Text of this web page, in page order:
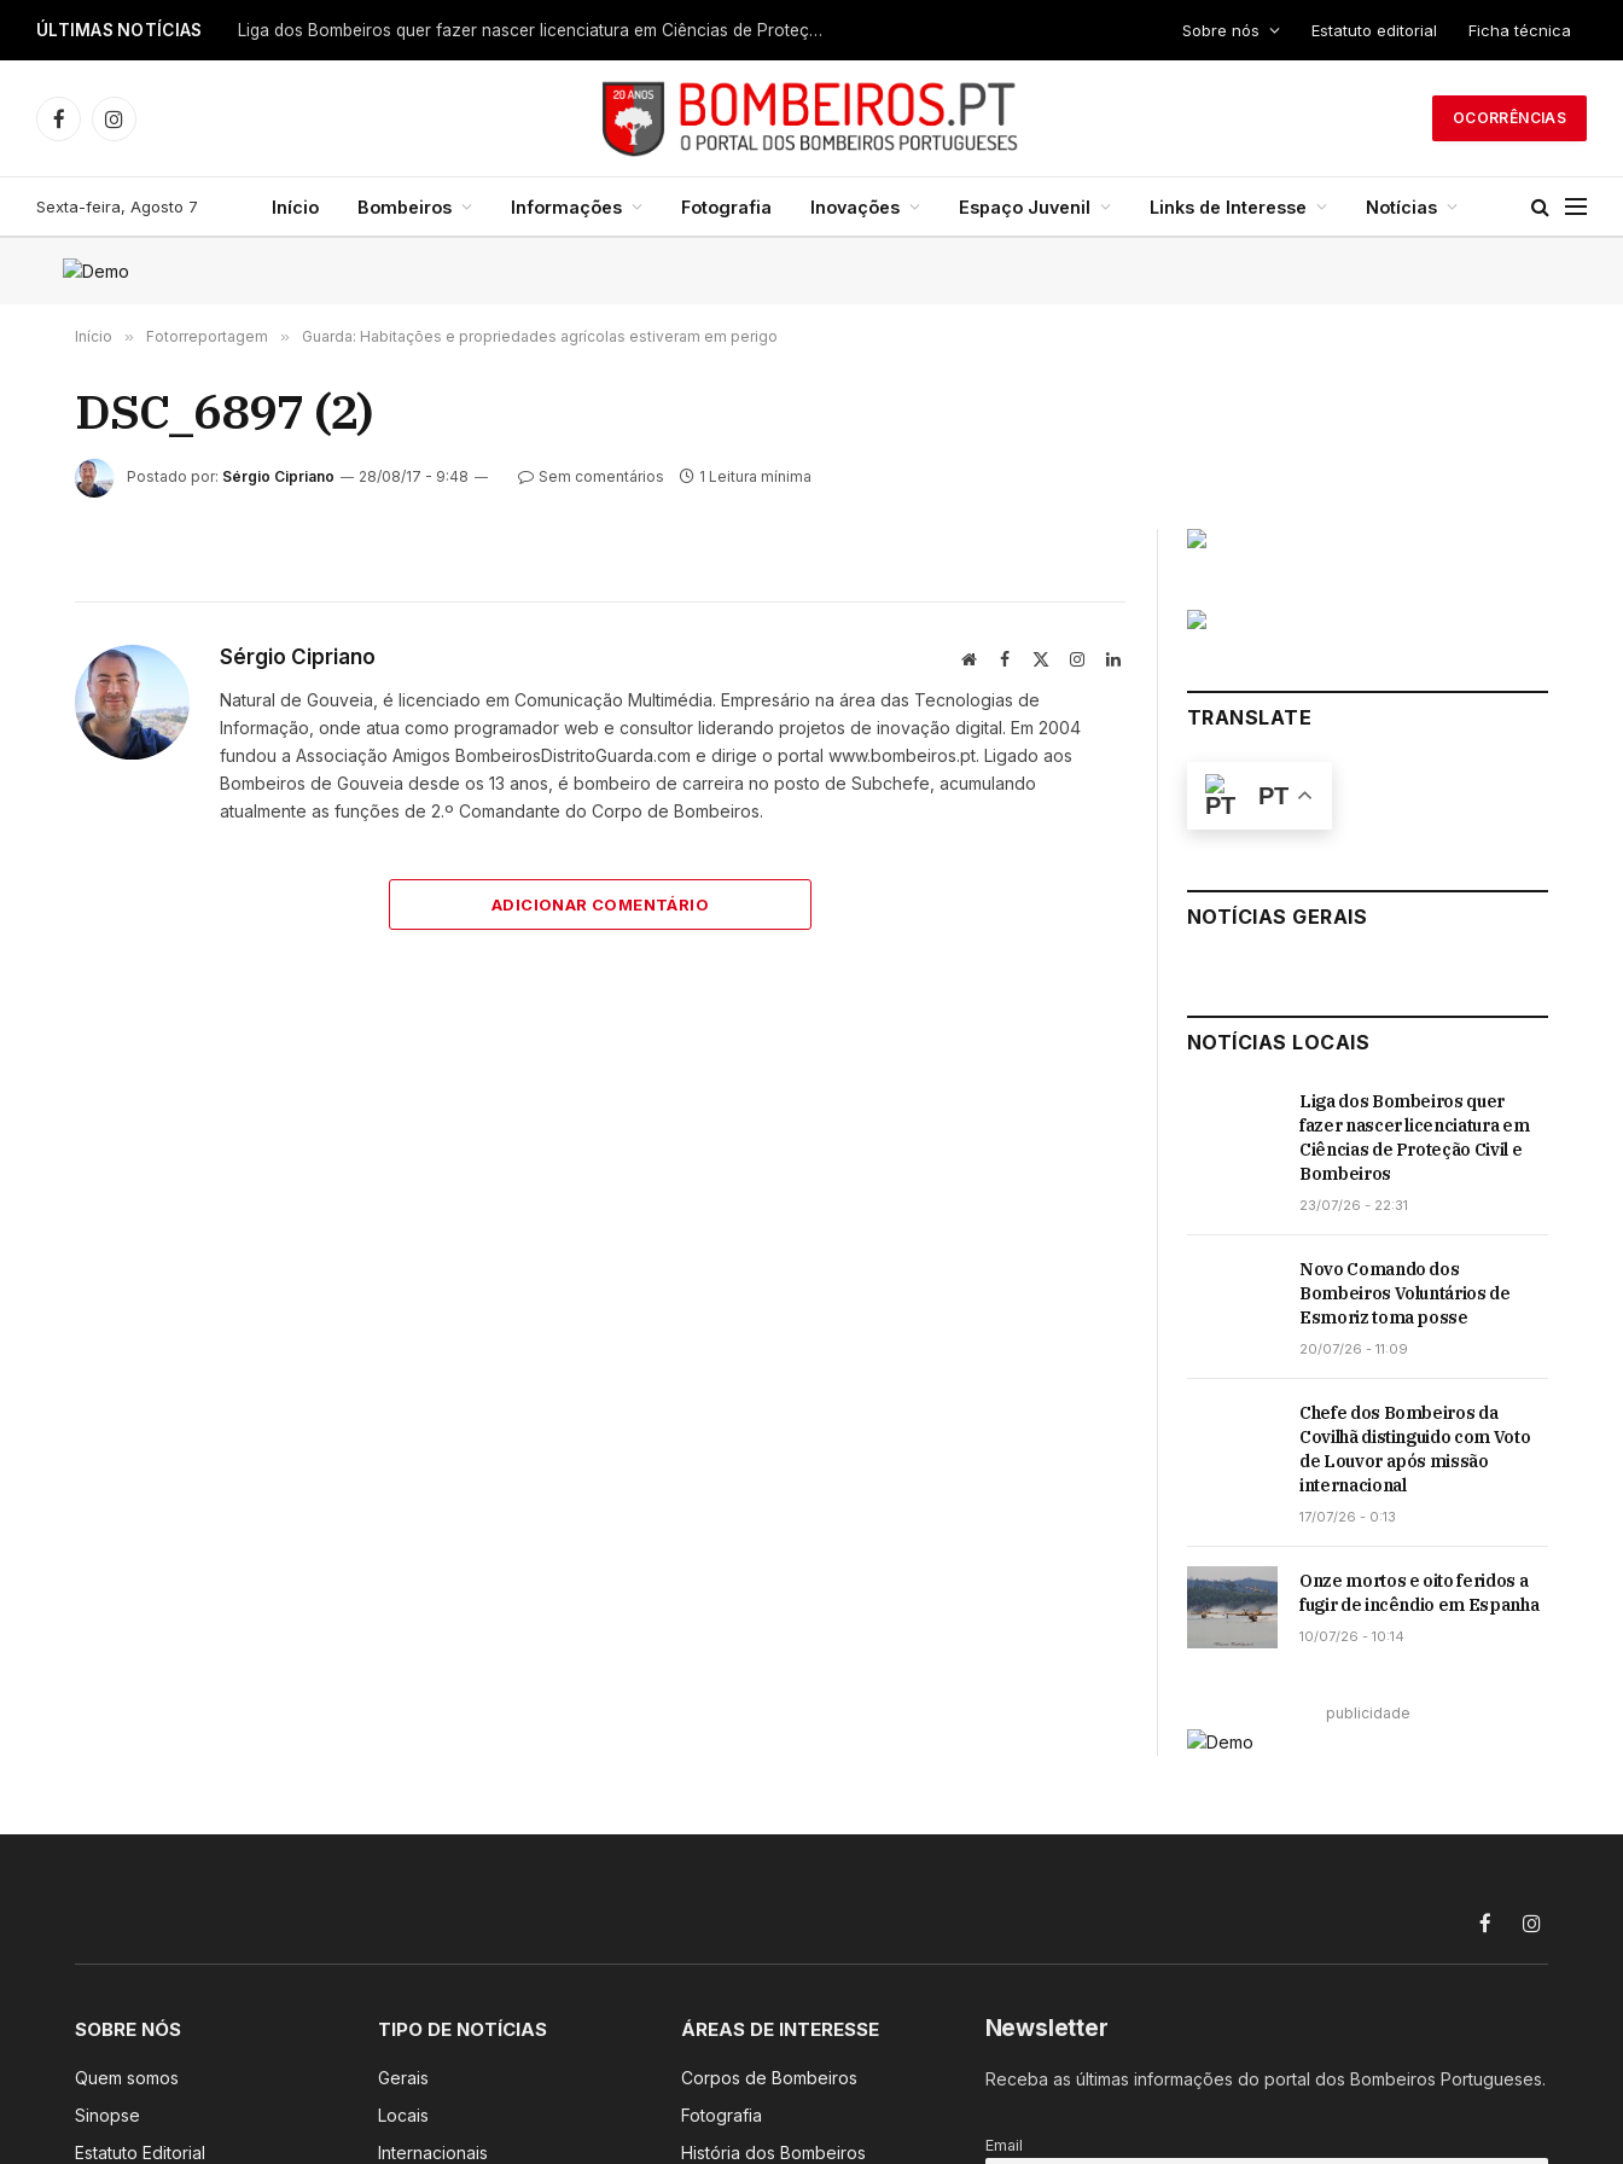
ÚLTIMAS NOTÍCIAS Liga dos Bombeiros quer fazer nascer licenciatura em Ciências de Proteção Civil e Bombeiros Sobre nós Estatuto editorial Ficha técnica
FacebookInstagram
OCORRÊNCIAS
Sexta-feira, Agosto 7 Início Bombeiros Informações Fotografia Inovações Espaço Juvenil Links de Interesse Notícias
Início » Fotorreportagem » Guarda: Habitações e propriedades agrícolas estiveram em perigo
DSC_6897 (2)
Postado por: Sérgio Cipriano 28/08/17 - 9:48 Sem comentários 1 Leitura mínima
Sérgio Cipriano WebsiteFacebook InstagramLinkedIn
Natural de Gouveia, é licenciado em Comunicação Multimédia. Empresário na área das Tecnologias de
Informação, onde atua como programador web e consultor liderando projetos de inovação digital. Em 2004
fundou a Associação Amigos BombeirosDistritoGuarda.com e dirige o portal www.bombeiros.pt. Ligado aos
Bombeiros de Gouveia desde os 13 anos, é bombeiro de carreira no posto de Subchefe, acumulando
atualmente as funções de 2.º Comandante do Corpo de Bombeiros.
ADICIONAR COMENTÁRIO
TRANSLATE
PT
NOTÍCIAS GERAIS
NOTÍCIAS LOCAIS
Liga dos Bombeiros quer
fazer nascer licenciatura em
Ciências de Proteção Civil e
Bombeiros
23/07/26 - 22:31
Novo Comando dos
Bombeiros Voluntários de
Esmoriz toma posse
20/07/26 - 11:09
Chefe dos Bombeiros da
Covilhã distinguido com Voto
de Louvor após missão
internacional
17/07/26 - 0:13
Onze mortos e oito feridos a
fugir de incêndio em Espanha
10/07/26 - 10:14
publicidade
FacebookInstagram
SOBRE NÓS
Quem somos
Sinopse
Estatuto Editorial
TIPO DE NOTÍCIAS
Gerais
Locais
Internacionais
ÁREAS DE INTERESSE
Corpos de Bombeiros
Fotografia
História dos Bombeiros
Newsletter
Receba as últimas informações do portal dos Bombeiros Portugueses.
Email